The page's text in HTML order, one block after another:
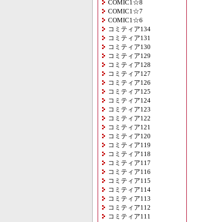
COMIC1☆8
COMIC1☆7
COMIC1☆6
コミティア134
コミティア131
コミティア130
コミティア129
コミティア128
コミティア127
コミティア126
コミティア125
コミティア124
コミティア123
コミティア122
コミティア121
コミティア120
コミティア119
コミティア118
コミティア117
コミティア116
コミティア115
コミティア114
コミティア113
コミティア112
コミティア111